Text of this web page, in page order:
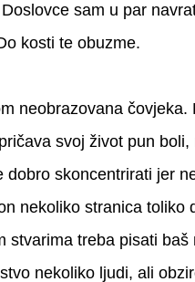
sam u par
kosti te obuzme.
neobrazovana čovjeka.
svoj život pun boli,
skoncentrirati jer
nekoliko stranica toliko
stvarima treba pisati baš
nekoliko ljudi, ali